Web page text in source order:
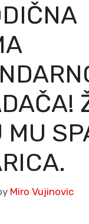
MU
Miro Vujinovic